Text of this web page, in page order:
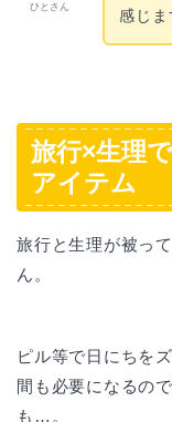
ひとさん
感じま
旅行×生理
アイテム
旅行と生理が被っ
ん。
ピル等で日にちを
間も必要になるの
も…。